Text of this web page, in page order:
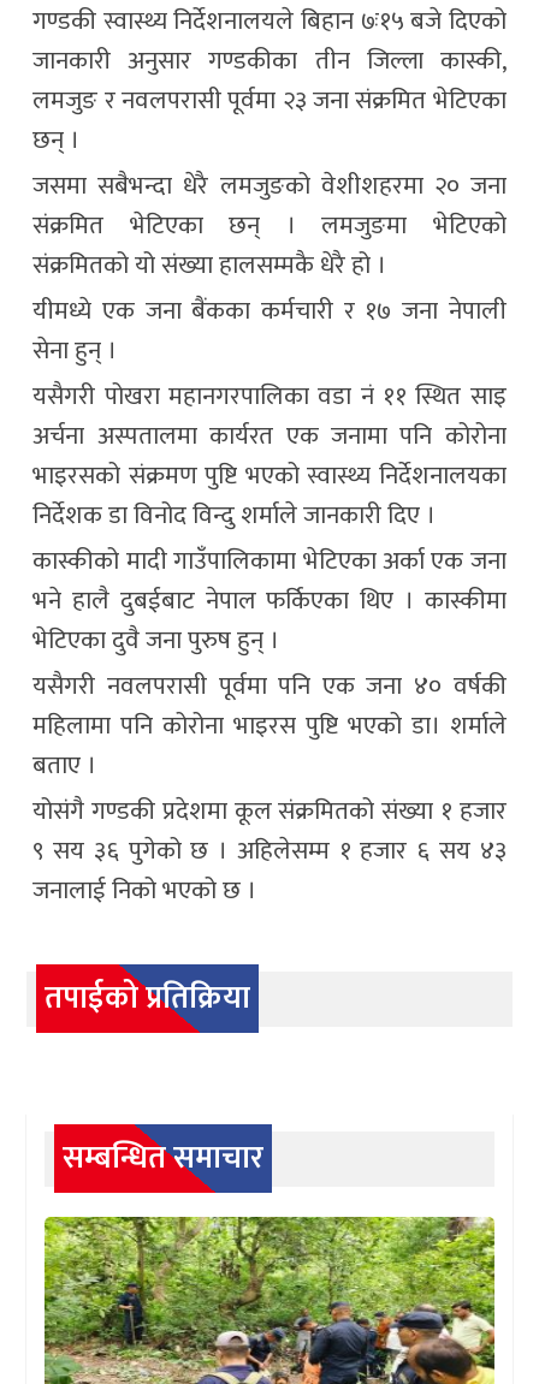
गण्डकी स्वास्थ्य निर्देशनालयले बिहान ७ः१५ बजे दिएको
जानकारी अनुसार गण्डकीका तीन जिल्ला कास्की,
लमजुङ र नवलपरासी पूर्वमा २३ जना संक्रमित भेटिएका
छन् ।
जसमा सबैभन्दा धेरै लमजुङको वेशीशहरमा २० जना
संक्रमित भेटिएका छन् । लमजुङमा भेटिएको
संक्रमितको यो संख्या हालसम्मकै धेरै हो ।
यीमध्ये एक जना बैंकका कर्मचारी र १७ जना नेपाली
सेना हुन् ।
यसैगरी पोखरा महानगरपालिका वडा नं ११ स्थित साइ
अर्चना अस्पतालमा कार्यरत एक जनामा पनि कोरोना
भाइरसको संक्रमण पुष्टि भएको स्वास्थ्य निर्देशनालयका
निर्देशक डा विनोद विन्दु शर्माले जानकारी दिए ।
कास्कीको मादी गाउँपालिकामा भेटिएका अर्का एक जना
भने हालै दुबईबाट नेपाल फर्किएका थिए । कास्कीमा
भेटिएका दुवै जना पुरुष हुन् ।
यसैगरी नवलपरासी पूर्वमा पनि एक जना ४० वर्षकी
महिलामा पनि कोरोना भाइरस पुष्टि भएको डा। शर्माले
बताए ।
योसंगै गण्डकी प्रदेशमा कूल संक्रमितको संख्या १ हजार
९ सय ३६ पुगेको छ । अहिलेसम्म १ हजार ६ सय ४३
जनालाई निको भएको छ ।
तपाईको प्रतिक्रिया
सम्बन्धित समाचार